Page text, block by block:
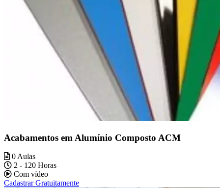
Acabamentos em Alumínio Composto ACM
0 Aulas
2 - 120 Horas
Com vídeo
Cadastrar Gratuitamente